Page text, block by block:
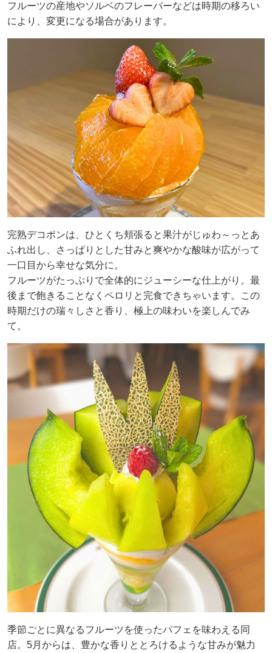
フルーツの産地やソルベのフレーバーなどは時期の移ろい
により、変更になる場合があります。
完熟デコポンは、ひとくち頬張ると果汁がじゅわ～っとあ
ふれ出し、さっぱりとした甘みと爽やかな酸味が広がって
一口目から幸せな気分に。
フルーツがたっぷりで全体的にジューシーな仕上がり。最
後まで飽きることなくペロリと完食できちゃいます。この
時期だけの瑞々しさと香り、極上の味わいを楽しんでみ
て。
季節ごとに異なるフルーツを使ったパフェを味わえる同
店。5月からは、豊かな香りととろけるような甘みが魅力